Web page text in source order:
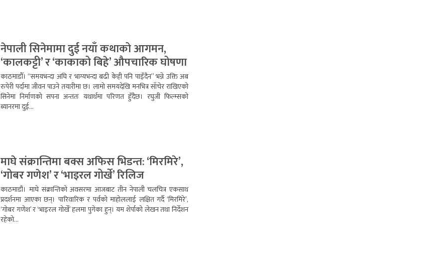
नेपाली सिनेमामा दुई नयाँ कथाको आगमन,
‘कालकट्टी’ र ‘काकाको बिहे’ औपचारिक घोषणा
काठमाडौँ। “समयभन्दा अघि र भाग्यभन्दा बढी केही पनि पाइँदैन” भन्ने उक्ति अब
रुपेरी पर्दामा जीवन पाउने तयारीमा छ। लामो समयदेखि मनभित्र साँचेर राखिएको
सिनेमा निर्माणको सपना अन्ततः यथार्थमा परिणत हुँदैछ। रघुजी फिल्म्सको
ब्यानरमा दुई...
माघे संक्रान्तिमा बक्स अफिस भिडन्त: ‘मिरमिरे’,
‘गोबर गणेश’ र ‘भाइरल गोर्खे’ रिलिज
काठमाडौं। माघे संक्रान्तिको अवसरमा आजबाट तीन नेपाली चलचित्र एकसाथ
प्रदर्शनमा आएका छन्। पारिवारिक र पर्वको माहोललाई लक्षित गर्दै ‘मिरमिरे’,
‘गोबर गणेश’ र ‘भाइरल गोर्खे’ हलमा पुगेका हुन्। यम शेर्पाको लेखन तथा निर्देशन
रहेको...